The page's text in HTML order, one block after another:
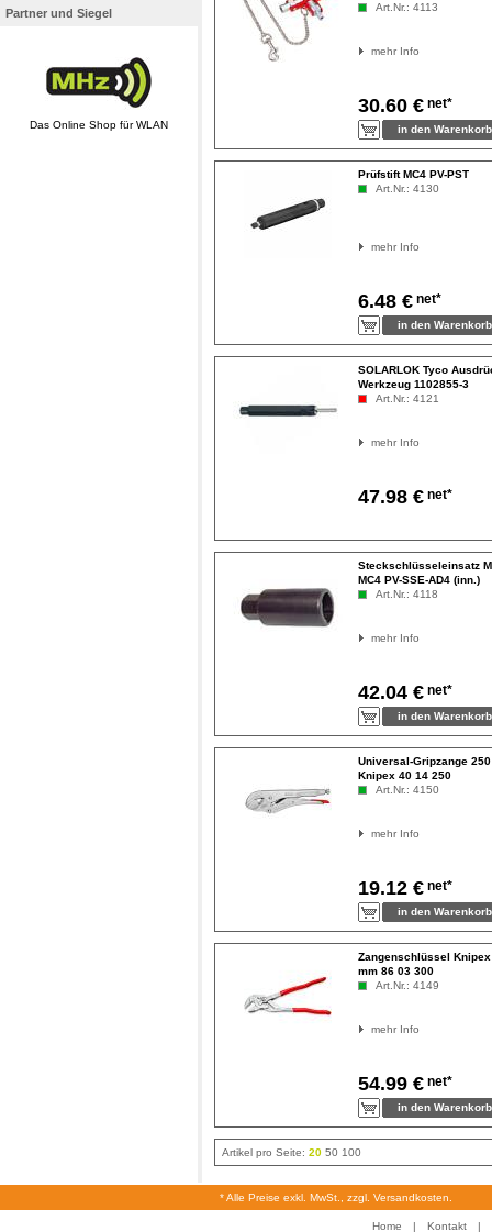
Partner und Siegel
Das Online Shop für WLAN
Art.Nr.: 4113
mehr Info
30.60 € net*
Prüfstift MC4 PV-PST
Art.Nr.: 4130
mehr Info
6.48 € net*
SOLARLOK Tyco
Werkzeug 1102855-3
Art.Nr.: 4121
mehr Info
47.98 € net*
Steckschlüsseleinsatz
MC4 PV-SSE-AD4 (inn.)
Art.Nr.: 4118
mehr Info
42.04 € net*
Universal-Gripzange
Knipex 40 14 250
Art.Nr.: 4150
mehr Info
19.12 € net*
Zangenschlüssel
mm 86 03 300
Art.Nr.: 4149
mehr Info
54.99 € net*
Artikel pro Seite: 20 50 100
* Alle Preise exkl. MwSt., zzgl. Versandkosten.
Home | Kontakt |